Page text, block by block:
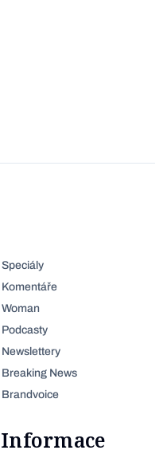
Speciály
Komentáře
Woman
Podcasty
Newslettery
Breaking News
Brandvoice
Informace